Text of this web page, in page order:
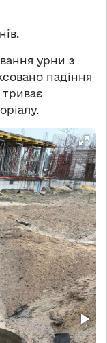
урни з
падіння